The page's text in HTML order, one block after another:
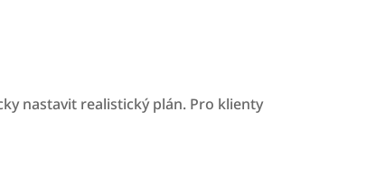
nastavit realistický plán. Pro klienty